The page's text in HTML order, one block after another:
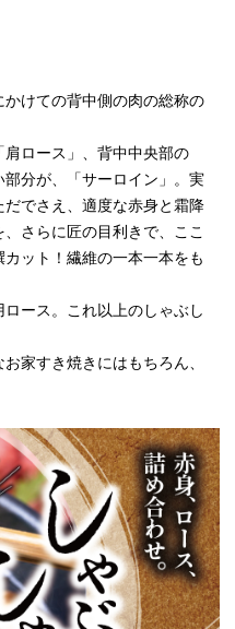
けての背中側の肉の総称の
ロース」、背中中央部の
部分が、「サーロイン」。実
でさえ、適度な赤身と霜降
さらに匠の目利きで、ここ
ット！繊維の一本一本をも
ース。これ以上のしゃぶし
家すき焼きにはもちろん、